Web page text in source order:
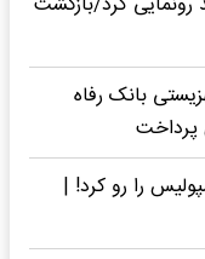
بانک رفاه
را رو کرد! |